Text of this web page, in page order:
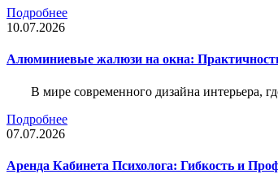
Подробнее
10.07.2026
Алюминиевые жалюзи на окна:
В мире современного дизайна интерьера,
Подробнее
07.07.2026
Аренда Кабинета Психолога: Гибкость и